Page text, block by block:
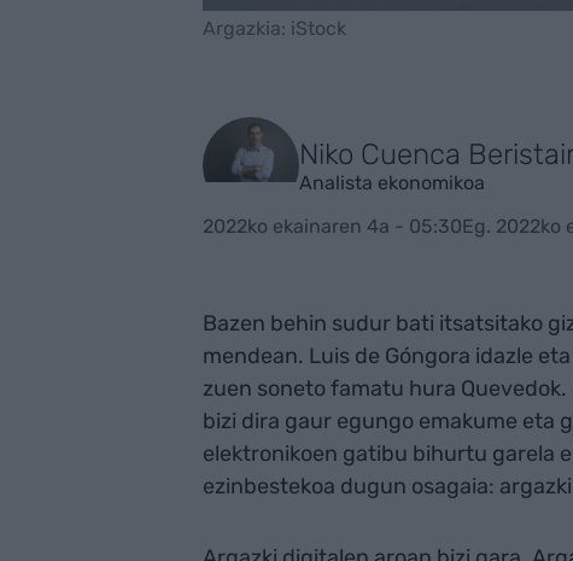
Argazkia: iStock
Niko Cuenca
Analista ekonomikoa
2022ko ekainaren 4a - 05:30Eg. 2022ko
Bazen behin sudur bati itsatsitako
mendean. Luis de Góngora idazle
zuen soneto famatu hura
bizi dira gaur egungo emakume eta
elektronikoen gatibu bihurtu garela
ezinbestekoa dugun osagaia: